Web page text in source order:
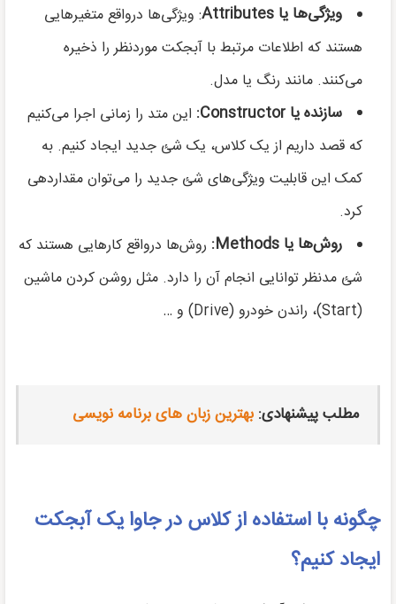
ویژگی‌ها یا Attributes: ویژگی‌ها درواقع متغیرهایی
هستند که اطلاعات مرتبط با آبجکت موردنظر را ذخیره
می‌کنند. مانند رنگ یا مدل.
سازنده یا Constructor
: این متد را زمانی اجرا می‌کنیم
که قصد داریم از یک کلاس، یک شئ جدید ایجاد کنیم. به
کمک این قابلیت ویژگی‌های شئ جدید را می‌توان مقداردهی
کرد.
روش‌ها یا Methods
: روش‌ها درواقع کارهایی هستند که
شئ مدنظر توانایی انجام آن را دارد. مثل روشن کردن ماشین
(Start)، راندن خودرو (Drive) و …
مطلب پیشنهادی: بهترین زبان های برنامه نویسی
چگونه با استفاده از کلاس در جاوا یک آبجکت
ایجاد کنیم؟